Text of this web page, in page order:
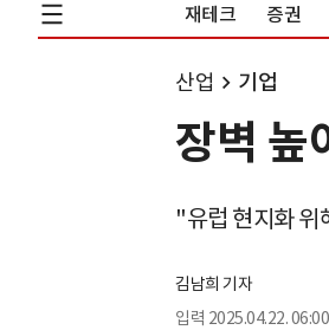
재테크 증권
산업 기업
장벽 높
"유럽 현지화 위
김남희 기자
입력 2025.04.22. 06:00